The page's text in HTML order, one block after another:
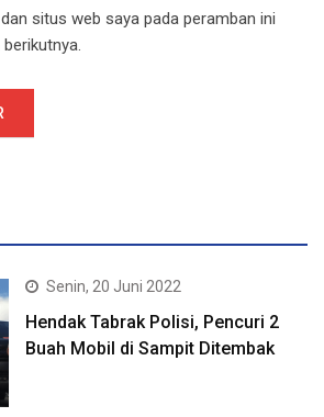
situs web saya pada peramban ini
Senin, 20 Juni 2022
Hendak Tabrak Polisi, Pencuri 2
Buah Mobil di Sampit Ditembak